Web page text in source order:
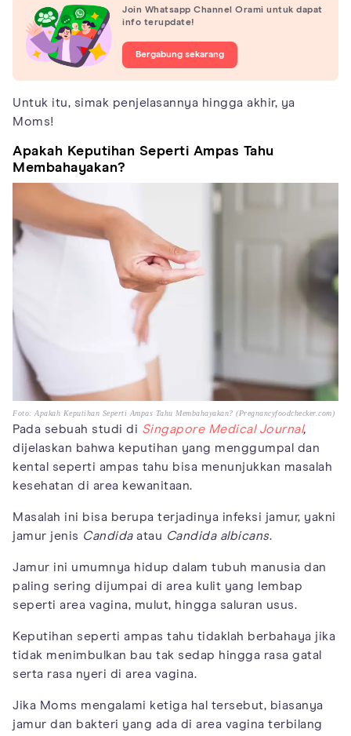
Join Whatsapp Channel Orami untuk dapat
info terupdate!
Bergabung sekarang
Untuk itu, simak penjelasannya hingga akhir, ya
Moms!
Apakah Keputihan Seperti Ampas Tahu
Membahayakan?
Foto: Apakah Keputihan Seperti Ampas Tahu Membahayakan? (Pregnancyfoodchecker.com)
Pada sebuah studi di Singapore Medical Journal,
dijelaskan bahwa keputihan yang menggumpal dan
kental seperti ampas tahu bisa menunjukkan masalah
kesehatan di area kewanitaan.
Masalah ini bisa berupa terjadinya infeksi jamur, yakni
jamur jenis Candidaatau Candida albicans.
Jamur ini umumnya hidup dalam tubuh manusia dan
paling sering dijumpai di area kulit yang lembap
seperti area vagina, mulut, hingga saluran usus.
Keputihan seperti ampas tahu tidaklah berbahaya jika
tidak menimbulkan bau tak sedap hingga rasa gatal
serta rasa nyeri di area vagina.
Jika Moms mengalami ketiga hal tersebut, biasanya
jamur dan bakteri yang ada di area vagina terbilang